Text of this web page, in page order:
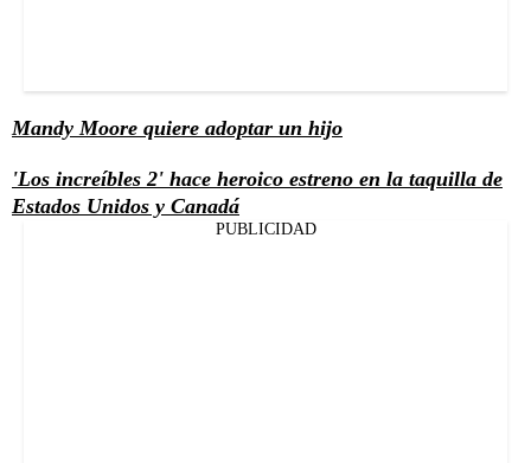
Mandy Moore quiere adoptar un hijo
'Los increíbles 2' hace heroico estreno en la taquilla de
Estados Unidos y Canadá
PUBLICIDAD